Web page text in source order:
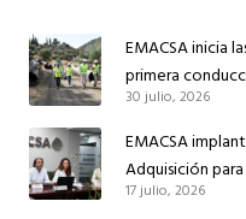
EMACSA inicia
primera
el suministro de
30 julio, 2026
EMACSA
Adquisición
sus redes e
17 julio, 2026